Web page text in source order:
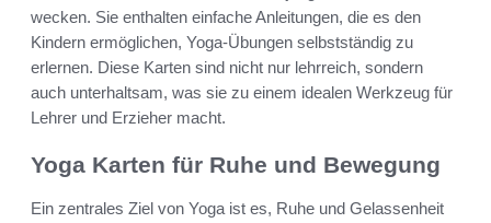
wecken. Sie enthalten einfache Anleitungen, die es den
Kindern ermöglichen, Yoga-Übungen selbstständig zu
erlernen. Diese Karten sind nicht nur lehrreich, sondern
auch unterhaltsam, was sie zu einem idealen Werkzeug für
Lehrer und Erzieher macht.
Yoga Karten für Ruhe und Bewegung
Ein zentrales Ziel von Yoga ist es, Ruhe und Gelassenheit